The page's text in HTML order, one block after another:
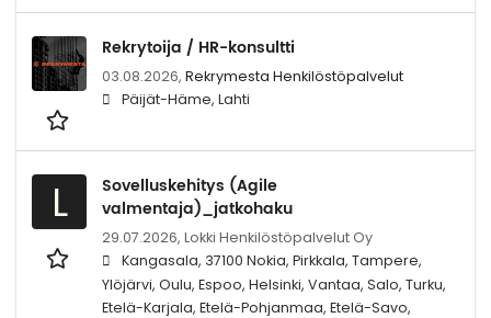
Rekrytoija / HR-konsultti
03.08.2026, Rekrymesta Henkilöstöpalvelut
Päijät-Häme, Lahti
L
Sovelluskehitys (Agile
valmentaja)_jatkohaku
29.07.2026, Lokki Henkilöstöpalvelut Oy
Kangasala, 37100 Nokia, Pirkkala, Tampere,
Ylöjärvi, Oulu, Espoo, Helsinki, Vantaa, Salo, Turku,
Etelä-Karjala, Etelä-Pohjanmaa, Etelä-Savo,